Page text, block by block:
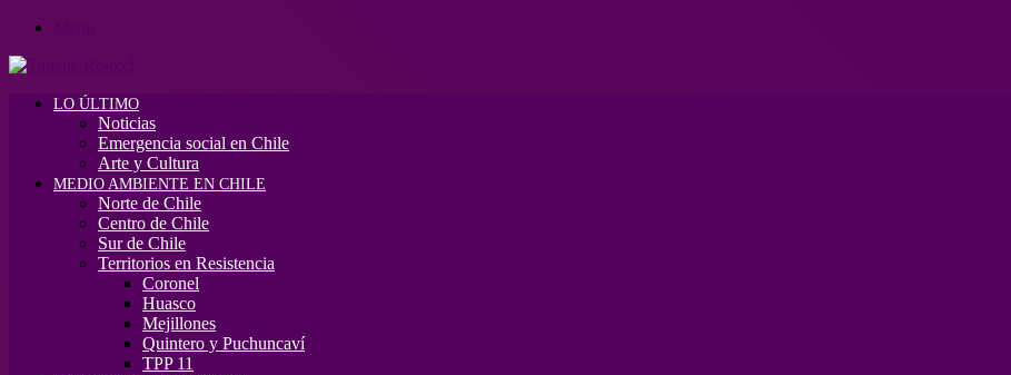
LO ÚLTIMO
Noticias
Emergencia social en Chile
Arte y Cultura
MEDIO AMBIENTE EN CHILE
Norte de Chile
Centro de Chile
Sur de Chile
Territorios en Resistencia
Coronel
Huasco
Mejillones
Quintero y Puchuncaví
TPP 11